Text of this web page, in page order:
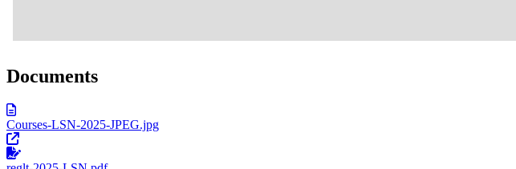
Documents
Courses-LSN-2025-JPEG.jpg